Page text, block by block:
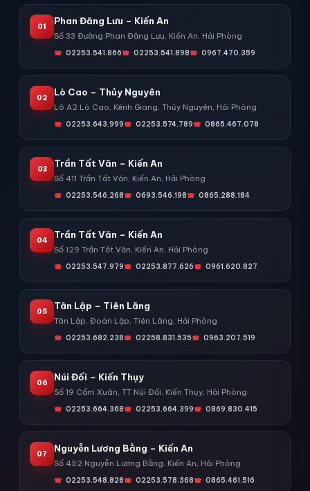
01
Phan Đăng Lưu – Kiến An
Số 33 Đường Phan Đăng Lưu, Kiến An, Hải Phòng
02253.541.866 02253.541.898 0967.470.359
02
Lò Cao – Thủy Nguyên
Lô A2 Lò Cao, Kênh Giang, Thủy Nguyên, Hải Phòng
02253.643.999 02253.574.789 0865.467.078
03
Trần Tất Văn – Kiến An
Số 411 Trần Tất Văn, Kiến An, Hải Phòng
02253.546.268 0693.546.198 0865.288.184
04
Trần Tất Văn – Kiến An
Số 129 Trần Tất Văn, Kiến An, Hải Phòng
02253.547.979 02253.877.626 0961.620.827
05
Tân Lập – Tiên Lãng
Tân Lập, Đoàn Lập, Tiên Lãng, Hải Phòng
02253.682.238 02258.831.535 0963.207.519
06
Núi Đối – Kiến Thụy
Số 19 Cẩm Xuân, TT Núi Đối, Kiến Thụy, Hải Phòng
02253.664.368 02253.664.399 0869.830.415
07
Nguyễn Lương Bằng – Kiến An
Số 452 Nguyễn Lương Bằng, Kiến An, Hải Phòng
02253.548.828 02253.578.368 0865.461.516